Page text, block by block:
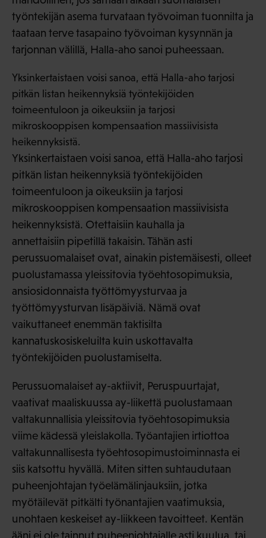
työntekijän asema turvataan työvoiman tuonnilta ja
taataan terve tasapaino työvoiman kysynnän ja
tarjonnan välillä, Halla-aho sanoi puheessaan.
Yksinkertaistaen voisi sanoa, että Halla-aho tarjosi
pitkän listan heikennyksiä työntekijöiden
toimeentuloon ja oikeuksiin ja tarjosi
mikroskooppisen kompensaation massiivisista
heikennyksistä.
Yksinkertaistaen voisi sanoa, että Halla-aho tarjosi
pitkän listan heikennyksiä työntekijöiden
toimeentuloon ja oikeuksiin ja tarjosi
mikroskooppisen kompensaation massiivisista
heikennyksistä. Otettaisiin kauhalla ja
annettaisiin pipetillä takaisin. Tähän asti
perussuomalaiset ovat, ainakin pistemäisesti, olleet
puolustamassa yleissitovia työehtosopimuksia,
ansiosidonnaista työttömyysturvaa ja
työttömyysturvan lisäpäiviä. Nämä ovat
vaikuttaneet enemmän taktisilta
kannatuskosiskeluilta kuin uskottavalta
työntekijöiden puolustamiselta.
Perussuomalaiset ay-aktiivit, Peruspuurtajat,
vaativat maaliskuussa ay-liikettä puolustamaan
valtakunnallisia yleissitovia työehtosopimuksia
viime kädessä yleislakolla. Työantajien irtiottoa
valtakunnallisesta työehtosopimustoiminnasta ei
siis katsottu hyvällä. Miten sitten suhtaudutaan
puheenjohtajan työelämälinjauksiin, jotka
myötäilevät pitkälti työnantajien vaatimuksia,
unohtaen keskeiset ay-liikkeen tavoitteet. Kentän
ääni ei ole tainnut puheenjohtajalle asti kuulua, tai